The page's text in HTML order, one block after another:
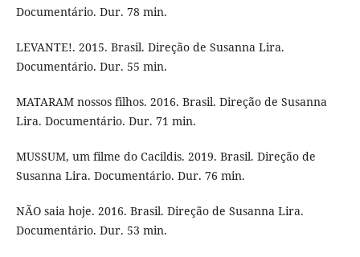
Documentário. Dur. 78 min.
LEVANTE!. 2015. Brasil. Direção de Susanna Lira.
Documentário. Dur. 55 min.
MATARAM nossos filhos. 2016. Brasil. Direção de Susanna
Lira. Documentário. Dur. 71 min.
MUSSUM, um filme do Cacildis. 2019. Brasil. Direção de
Susanna Lira. Documentário. Dur. 76 min.
NÃO saia hoje. 2016. Brasil. Direção de Susanna Lira.
Documentário. Dur. 53 min.